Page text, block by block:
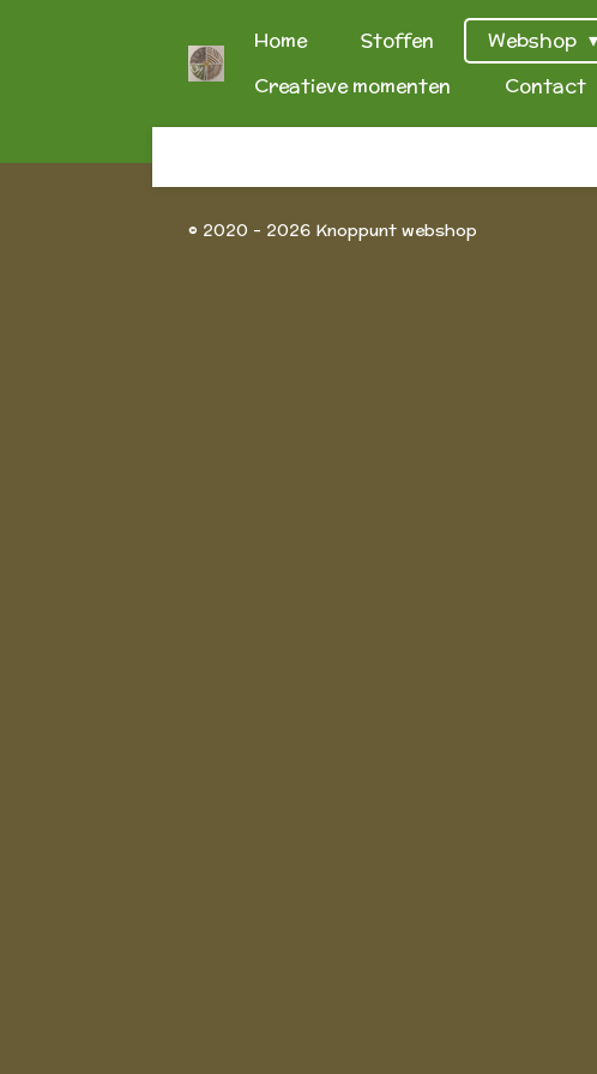
Home Stoffen Webshop
Creatieve momenten
Contact
© 2020 - 2026 Knoppunt webshop